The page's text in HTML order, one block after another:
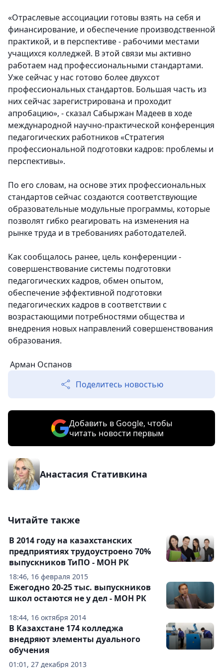
«Отраслевые ассоциации готовы взять на себя и
финансирование, и обеспечение производственной
практикой, и в перспективе - рабочими местами
учащихся колледжей. В этой связи мы активно
работаем над профессиональными стандартами.
Уже сейчас у нас готово более двухсот
профессиональных стандартов. Большая часть из
них сейчас зарегистрирована и проходит
апробацию», - сказал Сабыржан Мадеев в ходе
международной научно-практической конференция
педагогических работников «Стратегия
профессиональной подготовки кадров: проблемы и
перспективы».
По его словам, на основе этих профессиональных
стандартов сейчас создаются соответствующие
образовательные модульные программы, которые
позволят гибко реагировать на изменения на
рынке труда и в требованиях работодателей.
Как сообщалось ранее, цель конференции -
совершенствование системы подготовки
педагогических кадров, обмен опытом,
обеспечение эффективной подготовки
педагогических кадров в соответствии с
возрастающими потребностями общества и
внедрения новых направлений совершенствования
образования.
Арман Оспанов
Поделитесь новостью
Добавить в Google, чтобы
читать новости первым
Анастасия Стативкина
Читайте также
18:46, 16 февраля 2015
В 2014 году на казахстанских
предприятиях трудоустроено 70%
выпускников ТиПО - МОН РК
18:44, 16 октября 2014
Ежегодно 20-25 тыс. выпускников
школ остаются не у дел - МОН РК
01:01, 27 декабря 2013
В Казахстане 174 колледжа
внедряют элементы дуального
обучения